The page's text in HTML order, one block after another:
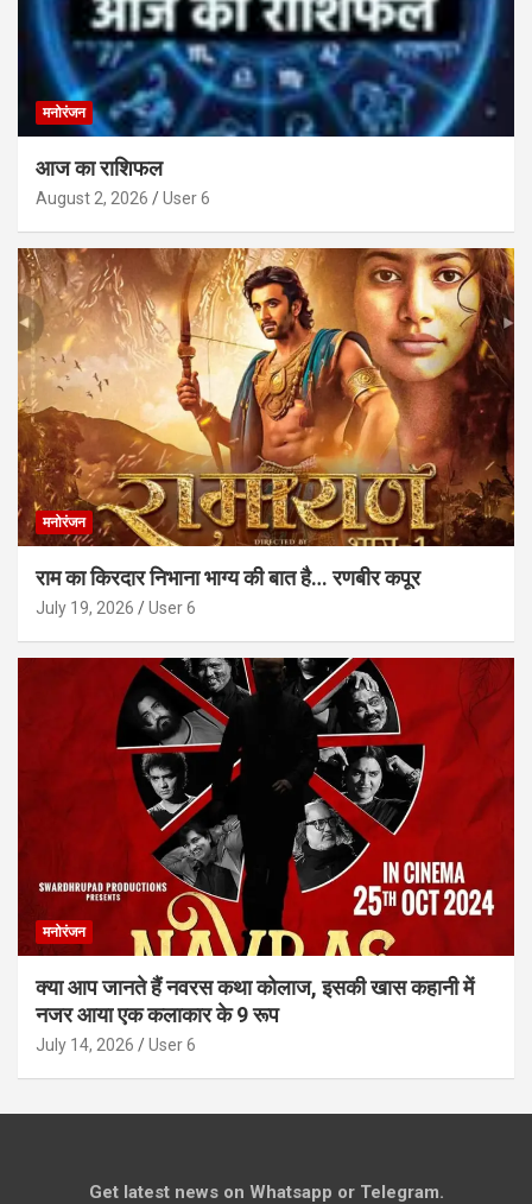
मनोरंजन
आज का राशिफल
August 2, 2026 User 6
मनोरंजन
राम का किरदार निभाना भाग्य की बात है… रणबीर कपूर
July 19, 2026 User 6
मनोरंजन
क्या आप जानते हैं नवरस कथा कोलाज, इसकी खास कहानी में
नजर आया एक कलाकार के 9 रूप
July 14, 2026 User 6
Get latest news on Whatsapp or Telegram.